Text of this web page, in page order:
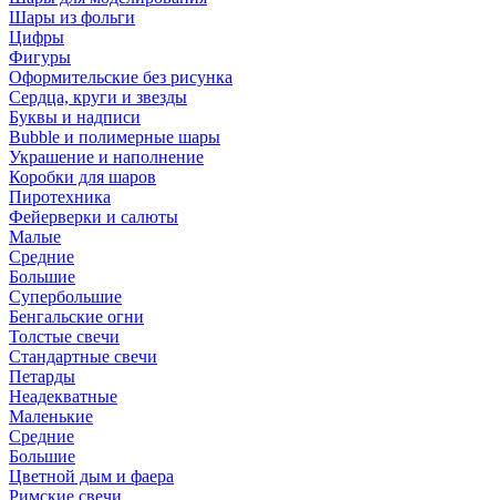
Шары из фольги
Цифры
Фигуры
Оформительские без рисунка
Сердца, круги и звезды
Буквы и надписи
Bubble и полимерные шары
Украшение и наполнение
Коробки для шаров
Пиротехника
Фейерверки и салюты
Малые
Средние
Большие
Супербольшие
Бенгальские огни
Толстые свечи
Стандартные свечи
Петарды
Неадекватные
Маленькие
Средние
Большие
Цветной дым и фаера
Римские свечи